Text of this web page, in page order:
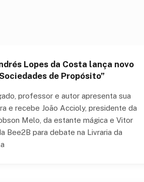
Lopes da Costa lança novo
de Propósito”
professor e autor apresenta sua
e recebe João Accioly, presidente da
Melo, da estante mágica e Vitor
Bee2B para debate na Livraria da